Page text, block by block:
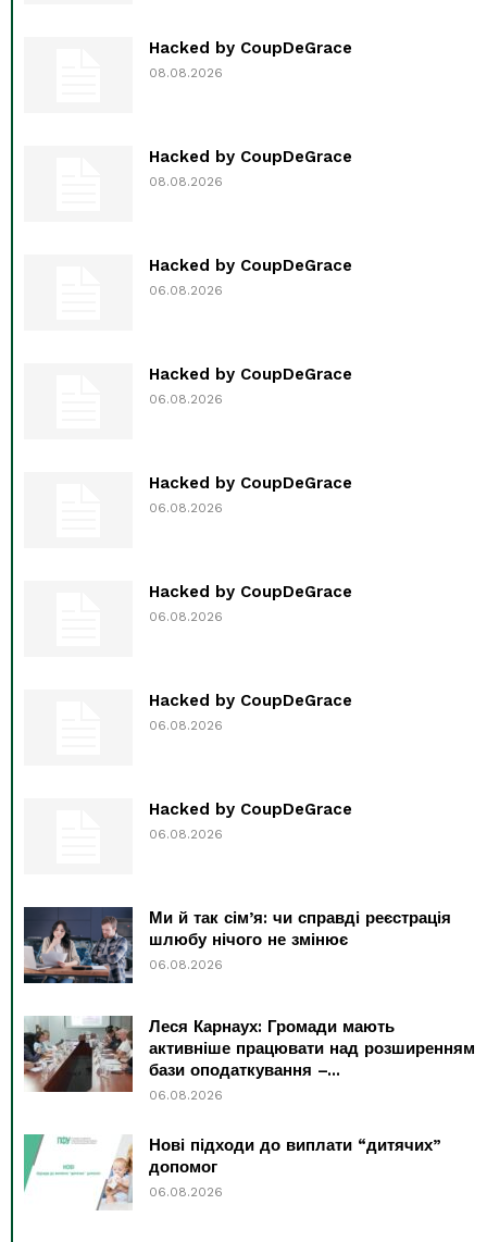
Hacked by CoupDeGrace
08.08.2026
Hacked by CoupDeGrace
08.08.2026
Hacked by CoupDeGrace
06.08.2026
Hacked by CoupDeGrace
06.08.2026
Hacked by CoupDeGrace
06.08.2026
Hacked by CoupDeGrace
06.08.2026
Hacked by CoupDeGrace
06.08.2026
Hacked by CoupDeGrace
06.08.2026
Ми й так сім’я: чи справді реєстрація
шлюбу нічого не змінює
06.08.2026
Леся Карнаух: Громади мають
активніше працювати над розширенням
бази оподаткування –...
06.08.2026
Нові підходи до виплати “дитячих”
допомог
06.08.2026